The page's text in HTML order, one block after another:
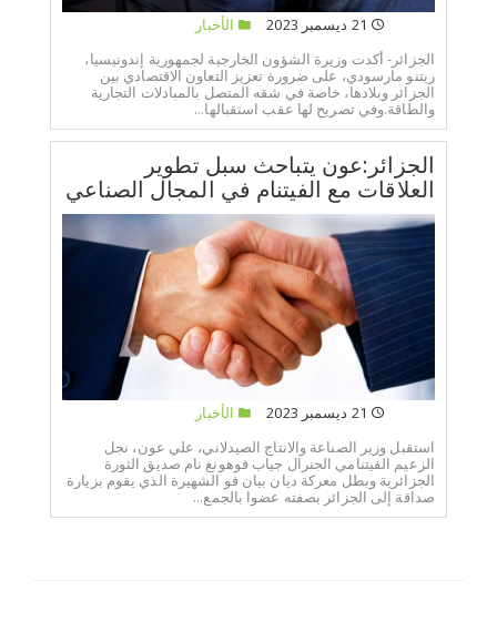
الأخبار
الجزائر- أكدت وزيرة الشؤون الخارجية لجمهورية إندونيسيا،
ريتنو مارسودي، على ضرورة تعزيز التعاون الاقتصادي بين
الجزائر وبلادها، خاصة في شقه المتصل بالمبادلات التجارية
والطاقة.وفي تصريح لها عقب استقبالها...
الجزائر:عون يتباحث سبل تطوير
العلاقات مع الفيتنام في المجال الصناعي
الأخبار
استقبل وزير الصناعة والانتاج الصيدلاني، علي عون، نجل
الزعيم الفيتنامي الجنرال جياب فوهونغ نام صديق الثورة
الجزائرية وبطل معركة ديان بيان فو الشهيرة الذي يقوم بزيارة
صداقة إلى الجزائر بصفته عضوا بالجمع...